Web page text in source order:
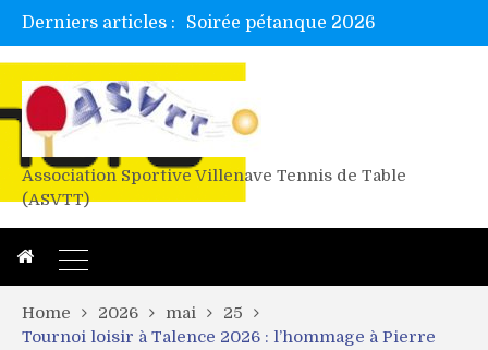
Derniers articles :
Tetelle et Wawa en bretagne
Alex valide l’EF
Titres de Gironde loisirs 2026
Association Sportive Villenave Tennis de Table
(ASVTT)
Home 2026 mai
25
Tournoi loisir à Talence 2026 : l’hommage à Pierre